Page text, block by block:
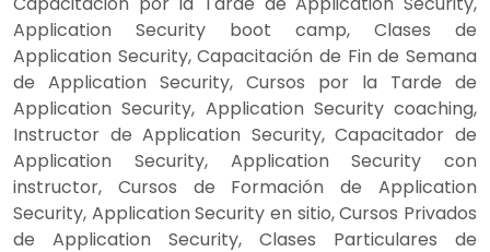
Application Security boot camp, Clases de
Application Security, Capacitación de Fin de Semana
de Application Security, Cursos por la Tarde de
Application Security, Application Security coaching,
Instructor de Application Security, Capacitador de
Application Security, Application Security con
instructor, Cursos de Formación de Application
Security, Application Security en sitio, Cursos Privados
de Application Security, Clases Particulares de